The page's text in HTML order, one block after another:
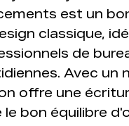
est un
classique,
de
Avec un
offre une
le bon équilibre